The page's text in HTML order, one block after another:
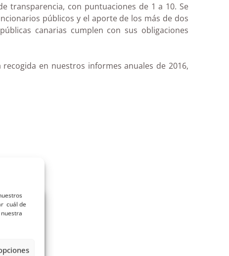
cuál de
transparencia, con puntuaciones de 1 a 10. Se
públicos y el aporte de los más de dos
canarias cumplen con sus obligaciones
en nuestros informes anuales de 2016,